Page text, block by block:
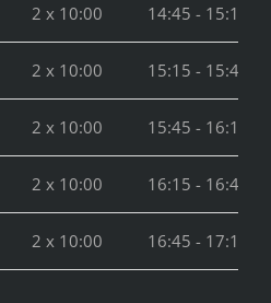
2 x 10:00 14:45 - 15:15
2 x 10:00 15:15 - 15:45
2 x 10:00 15:45 - 16:15
2 x 10:00 16:15 - 16:45
2 x 10:00 16:45 - 17:15